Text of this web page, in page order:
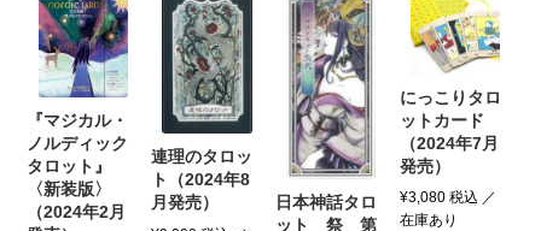
書籍
カード関連グッズ
『マジカル・
ノルディック
タロット』
〈新装版〉
（2024年2月
連理のタロッ
ト（2024年8
月発売）
日本神話タロ
ット 祭 第
にっこりタロ
ットカード
（2024年7月
発売）
¥3,080税込